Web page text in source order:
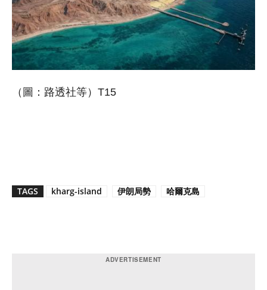
（圖：路透社等）T15
TAGS kharg-island 伊朗局勢 哈爾克島